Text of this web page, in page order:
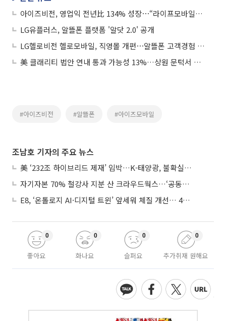
아이즈비전, 영업익 전년比 134% 성장⋯“라이프모바일로 진화”
LG유플러스, 알뜰폰 플랫폼 '알닷 2.0' 공개
LG헬로비전 헬로모바일, 직영몰 개편⋯알뜰폰 고객경험 혁신
美 클래리티 법안 연내 통과 가능성 13%…상원 문턱서 제동
#아이즈비전 #알뜰폰 #아이즈모바일
조남호 기자의 주요 뉴스
美 ‘232조 하이브리드 제재’ 임박…K-태양광, 불확실성 털고 날개 다나
자기자본 70% 철강사 지분 산 크라우드웍스…‘공동경영’으로 AI 시너지 낼까
E8, ‘온톨로지 AI·디지털 트윈’ 앞세워 체질 개선… 4분기 흑자전환 총력
좋아요
0
화나요
0
슬퍼요
0
추가취재 원해요
0